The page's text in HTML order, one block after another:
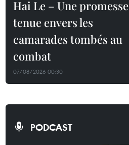
Hai Le – Une promesse
tenue envers les
camarades tombés au
combat
07/08/2026 00:30
PODCAST